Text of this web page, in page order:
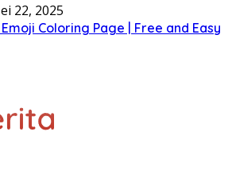
22, 2025
Coloring Page | Free and Easy